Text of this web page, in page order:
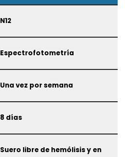
N12
Espectrofotometría
Una vez por semana
8 días
Suero libre de hemólisis y en